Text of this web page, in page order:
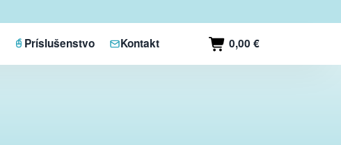
Príslušenstvo Kontakt 0,00 €